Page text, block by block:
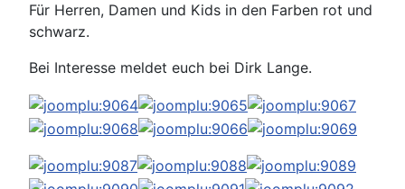
Für Herren, Damen und Kids in den Farben rot und
schwarz.
Bei Interesse meldet euch bei Dirk Lange.